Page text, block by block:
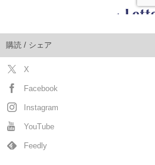
購読 / シェア
X
Facebook
Instagram
YouTube
Feedly